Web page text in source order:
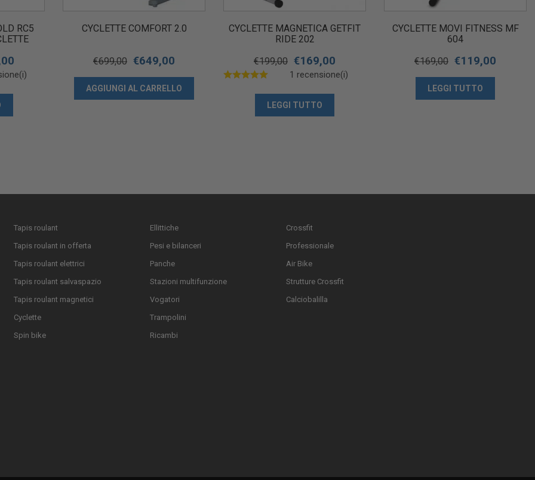
RC5
CYCLETTE COMFORT 2.0
€699,00 €649,00
AGGIUNGI AL CARRELLO
CYCLETTE MAGNETICA GETFIT
RIDE 202
€199,00 €169,00
1 recensione(i)
LEGGI TUTTO
CYCLETTE MOVI FITNESS MF
604
€169,00 €119,00
LEGGI TUTTO
Tapis roulant
Tapis roulant in offerta
Tapis roulant elettrici
Tapis roulant salvaspazio
Tapis roulant magnetici
Cyclette
Spin bike
Ellittiche
Pesi e bilanceri
Panche
Stazioni multifunzione
Vogatori
Trampolini
Ricambi
Crossfit
Professionale
Air Bike
Strutture Crossfit
Calciobalilla